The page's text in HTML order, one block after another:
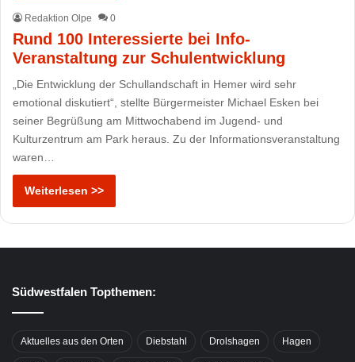
Redaktion Olpe 0
Rund 100 Interessierte bei Info-
Veranstaltung zur Schulentwicklung
„Die Entwicklung der Schullandschaft in Hemer wird sehr
emotional diskutiert“, stellte Bürgermeister Michael Esken bei
seiner Begrüßung am Mittwochabend im Jugend- und
Kulturzentrum am Park heraus. Zu der Informationsveranstaltung
waren…
Weiterlesen >>
Südwestfalen Topthemen:
Aktuelles aus den Orten Diebstahl Drolshagen Hagen